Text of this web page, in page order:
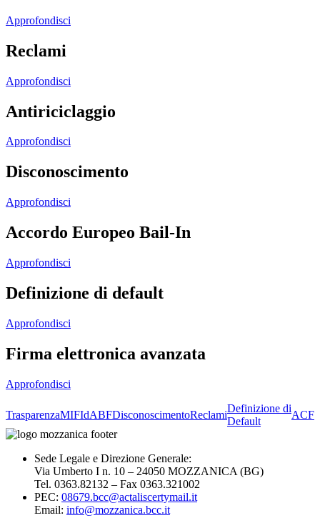
Approfondisci
Reclami
Approfondisci
Antiriciclaggio
Approfondisci
Disconoscimento
Approfondisci
Accordo Europeo Bail-In
Approfondisci
Definizione di default
Approfondisci
Firma elettronica avanzata
Approfondisci
TrasparenzaMIFIdABFDisconoscimentoReclami
Definizione di
Default
ACF
Sede Legale e Direzione Generale:
Via Umberto I n. 10 – 24050 MOZZANICA (BG)
Tel. 0363.82132 – Fax 0363.321002
PEC: 08679.bcc@actaliscertymail.it
Email: info@mozzanica.bcc.it